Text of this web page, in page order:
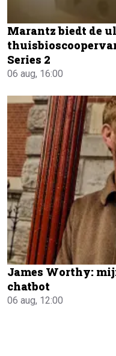
Marantz biedt de
Series 2
06 aug, 16:00
James Worthy: mijn
chatbot
06 aug, 12:00